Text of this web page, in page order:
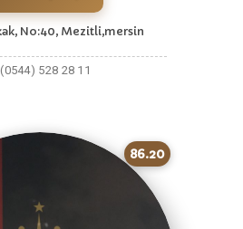
45129 Sokak, No:40, Mezitli,mersin
(0544) 528 28 11
86.20